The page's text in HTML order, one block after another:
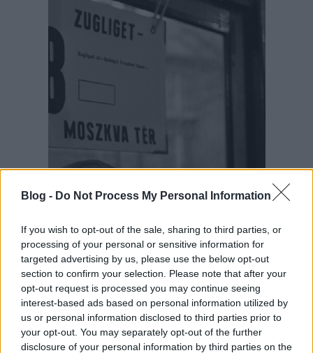
Blog - Do Not Process My Personal Information
If you wish to opt-out of the sale, sharing to third parties, or
processing of your personal or sensitive information for
targeted advertising by us, please use the below opt-out
section to confirm your selection. Please note that after your
opt-out request is processed you may continue seeing
interest-based ads based on personal information utilized by
us or personal information disclosed to third parties prior to
your opt-out. You may separately opt-out of the further
disclosure of your personal information by third parties on the